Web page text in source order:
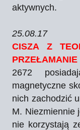
aktywnych.
25.08.17
CISZA Z
2672
magnetyczne
nich zachodzić
M. Niezmiennie
nie korzystają